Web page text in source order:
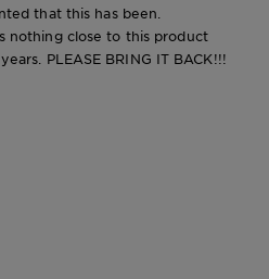
that this has been.
nothing close to this product
PLEASE BRING IT BACK!!!